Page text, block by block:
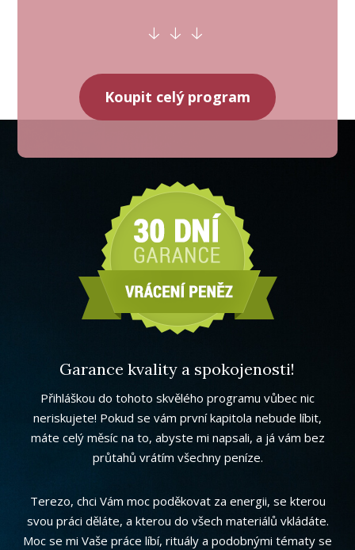
↓ ↓ ↓
Koupit celý program
Garance kvality a spokojenosti!
Přihláškou do tohoto skvělého programu vůbec nic
neriskujete! Pokud se vám první kapitola nebude líbit,
máte celý měsíc na to, abyste mi napsali, a já vám bez
průtahů vrátím všechny peníze.
Terezo, chci Vám moc poděkovat za energii, se kterou
svou práci děláte, a kterou do všech materiálů vkládáte.
Moc se mi Vaše práce líbí, rituály a podobnými tématy se